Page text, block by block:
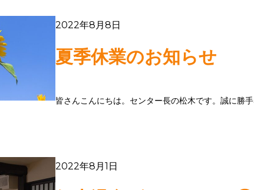
2022年8月8日
夏季休業のお知らせ
2022年8月1日